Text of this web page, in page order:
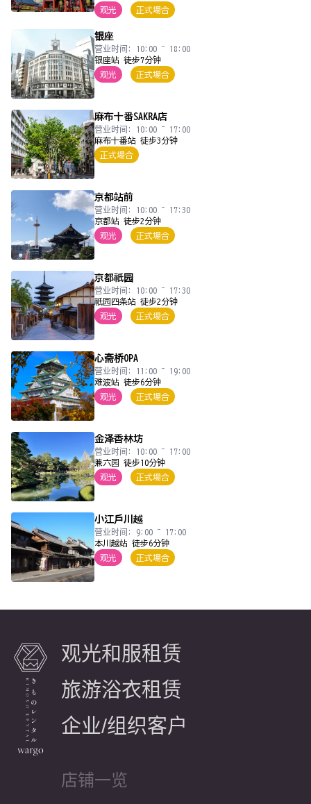
观光
正式場合
银座
营业时间: 10:00 ~ 18:00
银座站 徒步7分钟
观光
正式場合
麻布十番SAKRA店
营业时间: 10:00 ~ 17:00
麻布十番站 徒步3分钟
正式場合
京都站前
营业时间: 10:00 ~ 17:30
京都站 徒步2分钟
观光
正式場合
京都祇园
营业时间: 10:00 ~ 17:30
祇园四条站 徒步2分钟
观光
正式場合
心斋桥OPA
营业时间: 11:00 ~ 19:00
难波站 徒步6分钟
观光
正式場合
金泽香林坊
营业时间: 10:00 ~ 17:00
兼六园 徒步10分钟
观光
正式場合
小江戶川越
营业时间: 9:00 ~ 17:00
本川越站 徒步6分钟
观光
正式場合
观光和服租赁
旅游浴衣租赁
企业/组织客户
店铺一览